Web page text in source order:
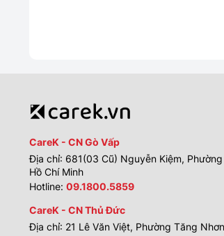
CareK - CN Gò Vấp
Địa chỉ: 681(03 Cũ) Nguyễn Kiệm,
Hồ Chí Minh
Hotline: 09.1800.5859
CareK - CN Thủ Đức
Địa chỉ: 21 Lê Văn Việt, Phường Tăng